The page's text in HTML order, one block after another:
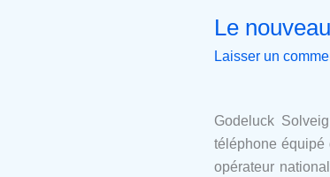
Le
Laisser un
Godeluck
téléphone équipé
opérateur
Le
nouveau
d'Apple
en
matière